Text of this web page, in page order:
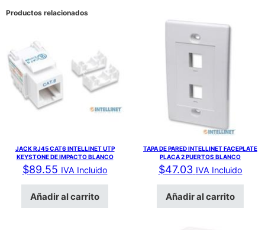
Productos relacionados
JACK RJ45 CAT6 INTELLINET UTP
KEYSTONE DE IMPACTO BLANCO
$89.55 IVA Incluido
Añadir al carrito
TAPA DE PARED INTELLINET FACEPLATE
PLACA 2 PUERTOS BLANCO
$47.03 IVA Incluido
Añadir al carrito